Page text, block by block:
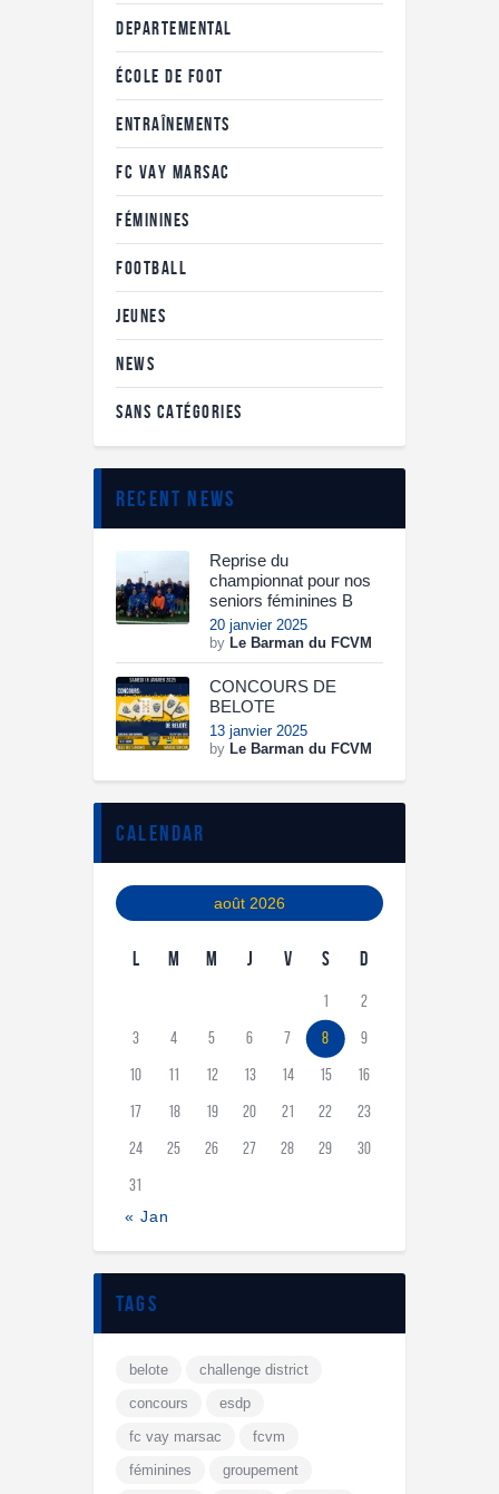
DEPARTEMENTAL
ÉCOLE DE FOOT
ENTRAÎNEMENTS
FC VAY MARSAC
FÉMININES
FOOTBALL
JEUNES
NEWS
SANS CATÉGORIES
recent news
Reprise du
championnat pour nos
seniors féminines B
20 janvier 2025
by Le Barman du FCVM
CONCOURS DE
BELOTE
13 janvier 2025
by Le Barman du FCVM
calendar
août 2026
L M M J V S D
1 2
3 4 5 6 7 8 9
10 11 12 13 14 15 16
17 18 19 20 21 22 23
24 25 26 27 28 29 30
31
« Jan
tags
belote
challenge district
concours
esdp
fc vay marsac
fcvm
féminines
groupement